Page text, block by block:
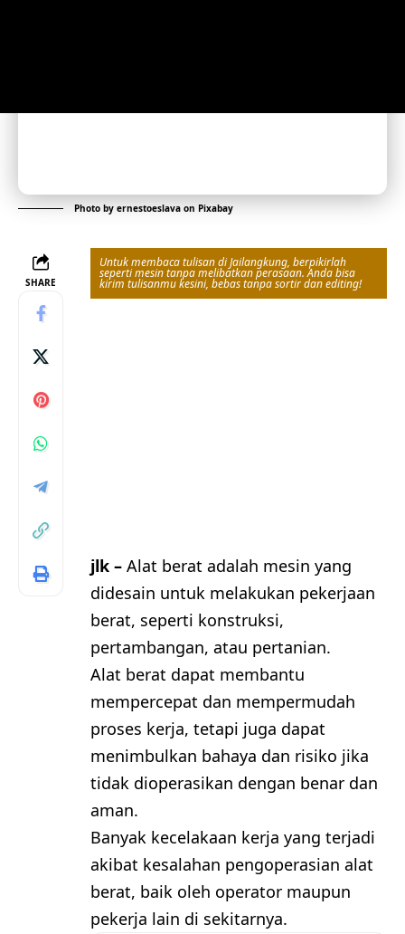
Photo by ernestoeslava on Pixabay
SHARE
Untuk membaca tulisan di Jailangkung, berpikirlah
seperti mesin tanpa melibatkan perasaan. Anda bisa
kirim tulisanmu kesini, bebas tanpa sortir dan editing!
jlk – Alat berat adalah mesin yang
didesain untuk melakukan pekerjaan
berat, seperti konstruksi,
pertambangan, atau pertanian.
Alat berat dapat membantu
mempercepat dan mempermudah
proses kerja, tetapi juga dapat
menimbulkan bahaya dan risiko jika
tidak dioperasikan dengan benar dan
aman.
Banyak kecelakaan kerja yang terjadi
akibat kesalahan pengoperasian alat
berat, baik oleh operator maupun
pekerja lain di sekitarnya.